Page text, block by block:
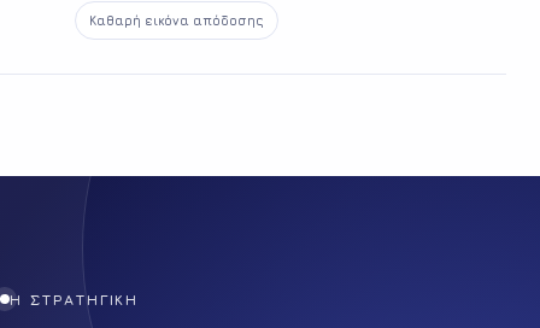
Καθαρή εικόνα απόδοσης
Η ΣΤΡΑΤΗΓΙΚΗ